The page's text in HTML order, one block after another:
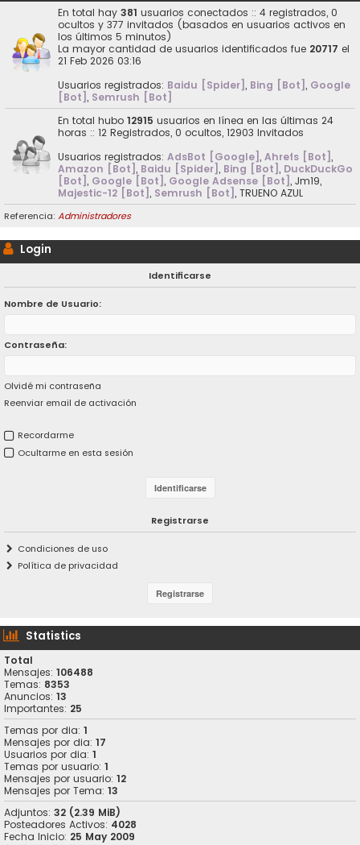
En total hay 381 usuarios conectados :: 4 registrados, 0
ocultos y 377 invitados (basados en usuarios activos en
los últimos 5 minutos)
La mayor cantidad de usuarios identificados fue 20717 el
21 Feb 2026 03:16
Usuarios registrados: Baidu [Spider], Bing [Bot], Google
[Bot], Semrush [Bot]
En total hubo 12915 usuarios en línea en las últimas 24
horas :: 12 Registrados, 0 ocultos, 12903 Invitados
Usuarios registrados: AdsBot [Google], Ahrefs [Bot],
Amazon [Bot], Baidu [Spider], Bing [Bot], DuckDuckGo
[Bot], Google [Bot], Google Adsense [Bot], Jm19,
Majestic-12 [Bot], Semrush [Bot], TRUENO AZUL
Referencia: Administradores
Login
Identificarse
Nombre de Usuario:
Contraseña:
Olvidé mi contraseña
Reenviar email de activación
Recordarme
Ocultarme en esta sesión
Registrarse
Condiciones de uso
Política de privacidad
Statistics
Total
Mensajes: 106488
Temas: 8353
Anuncios: 13
Importantes: 25
Temas por dia: 1
Mensajes por dia: 17
Usuarios por dia: 1
Temas por usuario: 1
Mensajes por usuario: 12
Mensajes por Tema: 13
Adjuntos: 32 (2.39 MiB)
Posteadores Activos: 4028
Fecha Inicio: 25 May 2009